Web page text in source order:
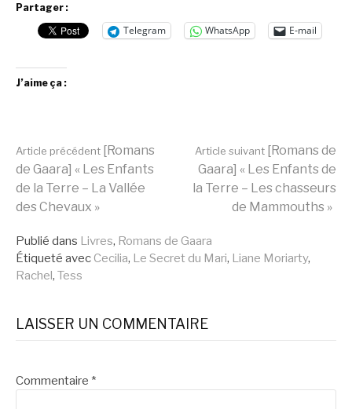
Partager :
Telegram WhatsApp E-mail
J’aime ça :
Lire
la
suite
Article précédent [Romans
de Gaara] « Les Enfants
de la Terre – La Vallée
des Chevaux »
Article suivant [Romans de
Gaara] « Les Enfants de
la Terre – Les chasseurs
de Mammouths »
Publié dans Livres, Romans de Gaara
Étiqueté avec Cecilia, Le Secret du Mari, Liane Moriarty,
Rachel, Tess
LAISSER UN COMMENTAIRE
Commentaire *